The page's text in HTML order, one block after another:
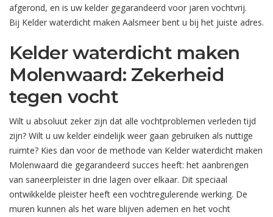
afgerond, en is uw kelder gegarandeerd voor jaren vochtvrij.
Bij Kelder waterdicht maken Aalsmeer bent u bij het juiste adres.
Kelder waterdicht maken
Molenwaard: Zekerheid
tegen vocht
Wilt u absoluut zeker zijn dat alle vochtproblemen verleden tijd
zijn? Wilt u uw kelder eindelijk weer gaan gebruiken als nuttige
ruimte? Kies dan voor de methode van Kelder waterdicht maken
Molenwaard die gegarandeerd succes heeft: het aanbrengen
van saneerpleister in drie lagen over elkaar. Dit speciaal
ontwikkelde pleister heeft een vochtregulerende werking. De
muren kunnen als het ware blijven ademen en het vocht